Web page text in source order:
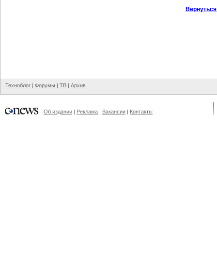
Техноблог | Форумы | ТВ | Архив
Об издании | Реклама | Вакансии | Контакты